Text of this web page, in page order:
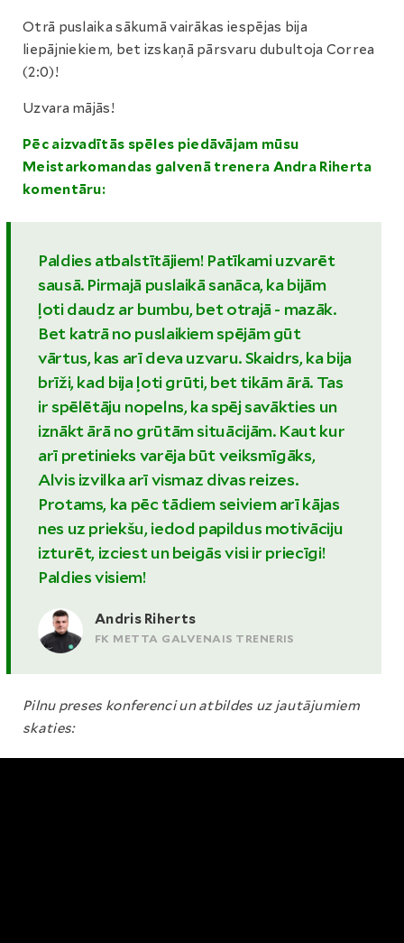
Otrā puslaika sākumā vairākas iespējas bija
liepājniekiem, bet izskaņā pārsvaru dubultoja Correa
(2:0)!
Uzvara mājās!
Pēc aizvadītās spēles piedāvājam mūsu
Meistarkomandas galvenā trenera Andra Riherta
komentāru:
Paldies atbalstītājiem! Patīkami uzvarēt
sausā. Pirmajā puslaikā sanāca, ka bijām
ļoti daudz ar bumbu, bet otrajā - mazāk.
Bet katrā no puslaikiem spējām gūt
vārtus, kas arī deva uzvaru. Skaidrs, ka bija
brīži, kad bija ļoti grūti, bet tikām ārā. Tas
ir spēlētāju nopelns, ka spēj savākties un
iznākt ārā no grūtām situācijām. Kaut kur
arī pretinieks varēja būt veiksmīgāks,
Alvis izvilka arī vismaz divas reizes.
Protams, ka pēc tādiem seiviem arī kājas
nes uz priekšu, iedod papildus motivāciju
izturēt, izciest un beigās visi ir priecīgi!
Paldies visiem!
Andris Riherts
FK METTA GALVENAIS TRENERIS
Pilnu preses konferenci un atbildes uz jautājumiem
skaties: